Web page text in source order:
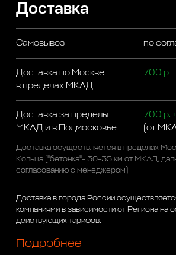
Доставка
Самовывоз по
Доставка по Москве
в пределах МКАД
700 р
Доставка за пределы
МКАД и в Подмосковье
700 р.
(от
Доставка осуществляется в пределах
Кольца ("бетонка"- 30-35 км от МКАД,
согласованию с менеджером)
Доставка в города России
компаниями в зависимости от Региона на
действующих тарифов.
Подробнее